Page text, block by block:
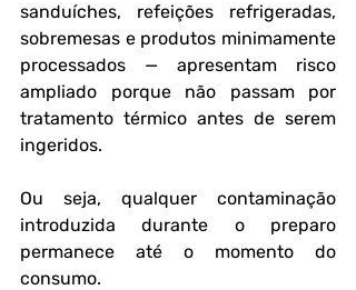
sanduíches, refeições refrigeradas,
sobremesas e produtos minimamente
processados — apresentam risco
ampliado porque não passam por
tratamento térmico antes de serem
ingeridos.
Ou seja, qualquer contaminação
introduzida durante o preparo
permanece até o momento do
consumo.